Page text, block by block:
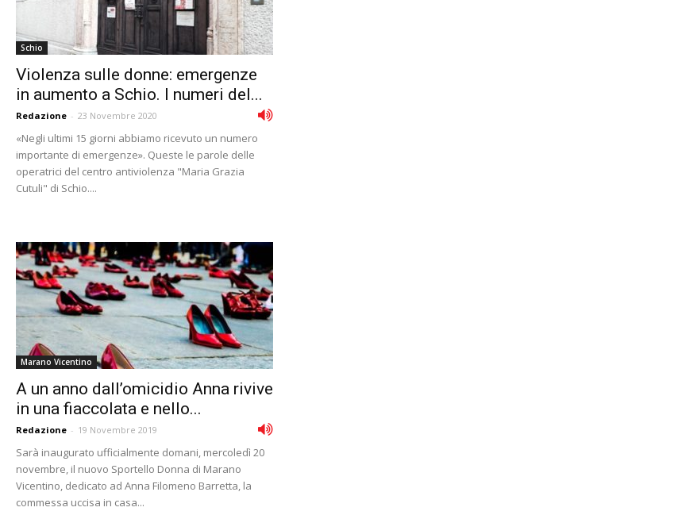
Schio
Violenza sulle donne: emergenze
in aumento a Schio. I numeri del...
Redazione - 23 Novembre 2020
«Negli ultimi 15 giorni abbiamo ricevuto un numero
importante di emergenze». Queste le parole delle
operatrici del centro antiviolenza "Maria Grazia
Cutuli" di Schio....
Marano Vicentino
A un anno dall’omicidio Anna rivive
in una fiaccolata e nello...
Redazione - 19 Novembre 2019
Sarà inaugurato ufficialmente domani, mercoledì 20
novembre, il nuovo Sportello Donna di Marano
Vicentino, dedicato ad Anna Filomeno Barretta, la
commessa uccisa in casa...